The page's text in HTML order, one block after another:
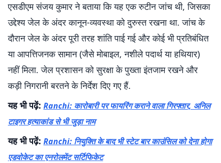
एसडीएम संजय कुमार ने बताया कि यह एक रुटीन जांच थी, जिसका
उद्देश्य जेल के अंदर कानून-व्यवस्था को दुरुस्त रखना था. जांच के
दौरान जेल के अंदर पूरी तरह शांति पाई गई और कोई भी प्रतिबंधित
या आपत्तिजनक सामान (जैसे मोबाइल, नशीले पदार्थ या हथियार)
नहीं मिला. जेल प्रशासन को सुरक्षा के पुख्ता इंतजाम रखने और
कड़ी निगरानी बरतने के निर्देश दिए गए हैं.
यह भी पढ़ें: Ranchi: कारोबारी पर फायरिंग कराने वाला गिरफ्तार, अनिल
टाइगर हत्याकांड से भी जुड़ा नाम
यह भी पढ़ें: Ranchi: नियुक्ति के बाद भी स्टेट बार काउंसिल को देना होगा
एडवोकेट का एनरोलमेंट सर्टिफिकेट